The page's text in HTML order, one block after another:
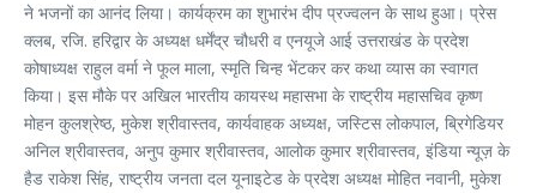
ने भजनों का आनंद लिया। कार्यक्रम का शुभारंभ दीप प्रज्वलन के साथ हुआ। प्रेस
क्लब, रजि. हरिद्वार के अध्यक्ष धर्मेंद्र चौधरी व एनयूजे आई उत्तराखंड के प्रदेश
कोषाध्यक्ष राहुल वर्मा ने फूल माला, स्मृति चिन्ह भेंटकर कर कथा व्यास का स्वागत
किया। इस मौके पर अखिल भारतीय कायस्थ महासभा के राष्ट्रीय महासचिव कृष्ण
मोहन कुलश्रेष्ठ, मुकेश श्रीवास्तव, कार्यवाहक अध्यक्ष, जस्टिस लोकपाल, ब्रिगेडियर
अनिल श्रीवास्तव, अनुप कुमार श्रीवास्तव, आलोक कुमार श्रीवास्तव, इंडिया न्यूज़ के
हैड राकेश सिंह, राष्ट्रीय जनता दल यूनाइटेड के प्रदेश अध्यक्ष मोहित नवानी, मुकेश